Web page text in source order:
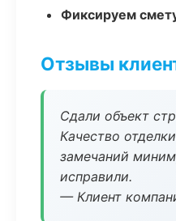
Фиксируем
Отзывы
Сдали объект
Качество
замечаний
исправили.
— Клиент